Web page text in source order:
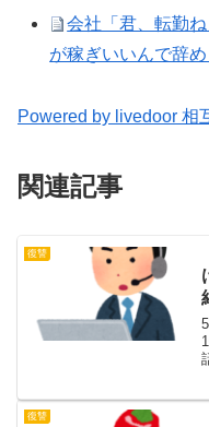
会社「君、転勤
が稼ぎいいんで辞め
Powered by livedoor 相
関連記事
復讐
復讐